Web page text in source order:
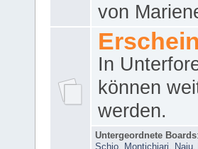
von
In
können
werden.
Untergeordnete Boards:
Schio
Montichiari Naju